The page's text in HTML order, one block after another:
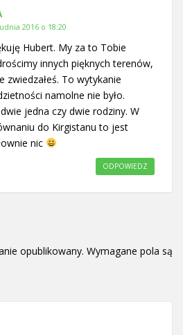
2016 o 18:20
Hubert. My za to Tobie
innych pięknych terenów,
zwiedzałeś. To wytykanie
namolne nie było.
jedna czy dwie rodziny. W
do Kirgistanu to jest
nic
ODPOWIEDZ
opublikowany. Wymagane pola są